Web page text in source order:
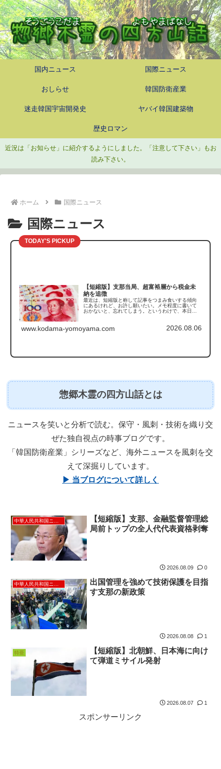
国内ニュース 国際ニュース
おしらせ 韓国防衛産業
迷走韓国宇宙開発史 ヤバイ韓国建築物
歴史ロマン
近況は「お知らせ」に紹介するようにしました。「注意して下さい」もお
読み下さい。
ホーム 国際ニュース
国際ニュース
TODAY'S PICKUP
【短縮版】支那当局、超富裕層から税金未
納を追徴
最近は、短縮版と称して記事をつまみ食いする傾向
にあるけれど、お許し願いたい。メモ程度に書いて
おかないと、忘れてしまう。というわけで、本日触
「豚は太らせ...
www.kodama-yomoyama.com 2026.08.06
惣郷木霊の四方山話とは
ニュースを笑いと分析で読む。保守・風刺・技術を織り交
ぜた独自視点の時事ブログです。
「韓国防衛産業」シリーズなど、海外ニュースを風刺を交
えて深掘りしています。
▶ 当ブログについて詳しく
【短縮版】支那、金融監督管理総
局前トップの全人代代表資格剥奪
2026.08.09 0
中華人民共和国ニュース
出国管理を強めて技術保護を目指
す支那の新政策
2026.08.08 1
特亜
【短縮版】北朝鮮、日本海に向け
て弾道ミサイル発射
2026.08.07 1
スポンサーリンク